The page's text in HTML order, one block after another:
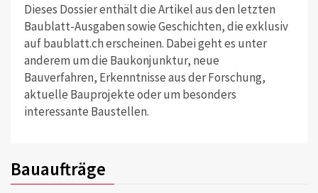
Dieses Dossier enthält die Artikel aus den letzten
Baublatt-Ausgaben sowie Geschichten, die exklusiv
auf baublatt.ch erscheinen. Dabei geht es unter
anderem um die Baukonjunktur, neue
Bauverfahren, Erkenntnisse aus der Forschung,
aktuelle Bauprojekte oder um besonders
interessante Baustellen.
Bauaufträge